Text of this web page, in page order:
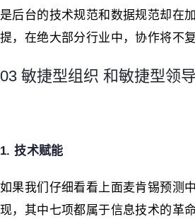
是后台的技术规范和数据规范却在
提，在绝大部分行业中，协作将不复
03 敏捷型组织 和敏捷型领
1. 技术赋能
如果我们仔细看看上面麦肯锡预测
现，其中七项都属于信息技术的革